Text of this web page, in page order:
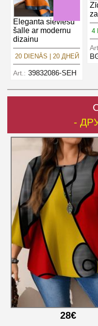
Eleganta sieviešu
šalle ar modernu
dizainu
20 DIENĀS | 20 ДНЕЙ
Art.: 39832086-SEH
4
-
28€